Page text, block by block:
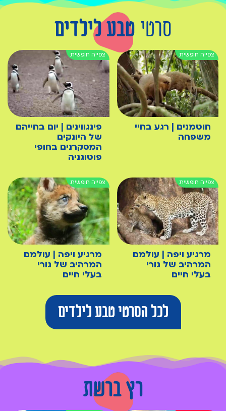
סרטי טבע לילדים
חוטמנים | רגע בחיי
משפחה
פינגווינים | יום בחייהם
של היונקים
המסקרנים בחופי
פוטוגניה
מרגיע ויפה | עולמם
המרהיב של גורי
בעלי חיים
מרגיע ויפה | עולמם
המרהיב של גורי
בעלי חיים
לכל הסרטי טבע לילדים
רץ ברשת